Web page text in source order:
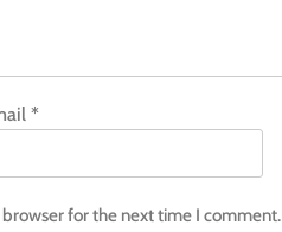
*
for the next time I comment.